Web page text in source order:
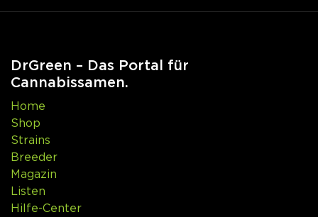
DrGreen – Das Portal für
Cannabissamen.
Home
Shop
Strains
Breeder
Magazin
Listen
Hilfe-Center